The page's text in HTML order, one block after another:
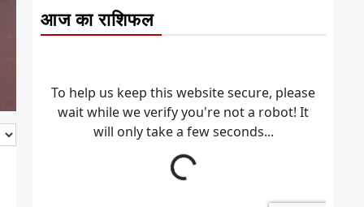
आज का राशिफल